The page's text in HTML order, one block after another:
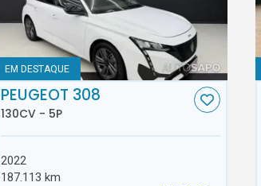
EM DESTAQUE
PEUGEOT 308
130CV - 5P
2022
187.113 km